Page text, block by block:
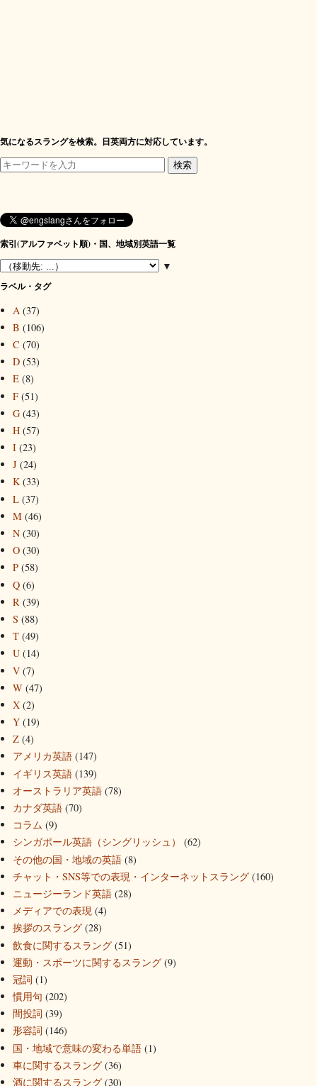
気になるスラングを検索。日英両方に対応しています。
索引(アルファベット順)・国、地域別英語一覧
▼
ラベル・タグ
A (37)
B (106)
C (70)
D (53)
E (8)
F (51)
G (43)
H (57)
I (23)
J (24)
K (33)
L (37)
M (46)
N (30)
O (30)
P (58)
Q (6)
R (39)
S (88)
T (49)
U (14)
V (7)
W (47)
X (2)
Y (19)
Z (4)
アメリカ英語 (147)
イギリス英語 (139)
オーストラリア英語 (78)
カナダ英語 (70)
コラム (9)
シンガポール英語（シングリッシュ）
(62)
その他の国・地域の英語 (8)
チャット・SNS等での表現・インターネットスラング (160)
ニュージーランド英語 (28)
メディアでの表現 (4)
挨拶のスラング (28)
飲食に関するスラング (51)
運動・スポーツに関するスラング (9)
冠詞 (1)
慣用句 (202)
間投詞 (39)
形容詞 (146)
国・地域で意味の変わる単語 (1)
車に関するスラング (36)
酒に関するスラング (30)